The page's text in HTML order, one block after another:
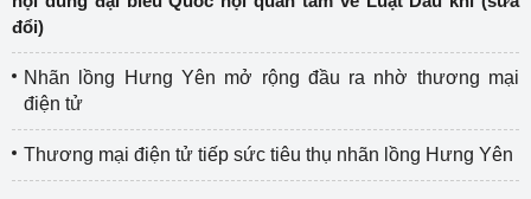
đổi)
Nhãn lồng Hưng Yên mở rộng đầu ra nhờ thương mại
điện tử
Thương mại điện tử tiếp sức tiêu thụ nhãn lồng Hưng Yên